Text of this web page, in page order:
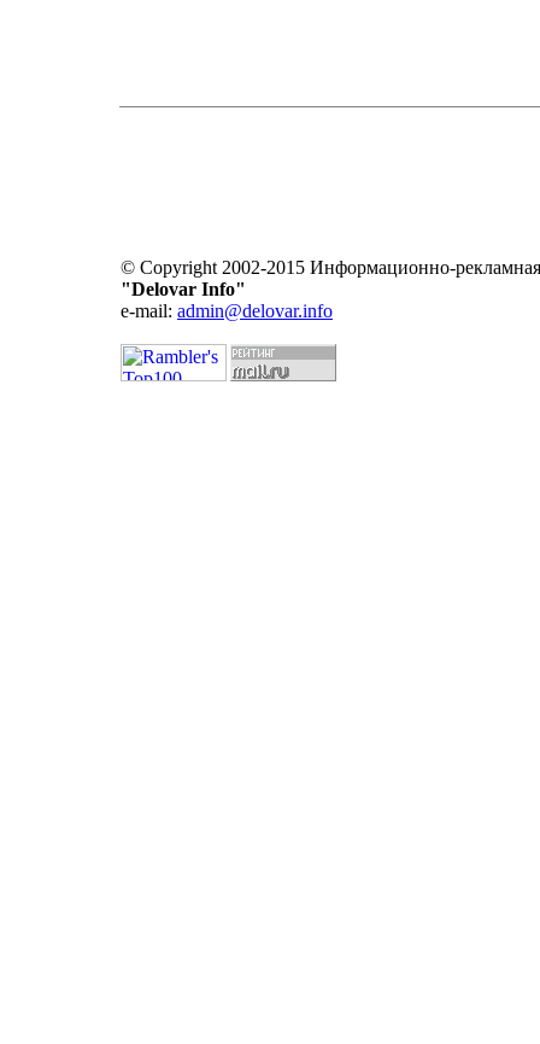
© Copyright 2002-2015 Информационно-
"Delovar Info"
e-mail: admin@delovar.info